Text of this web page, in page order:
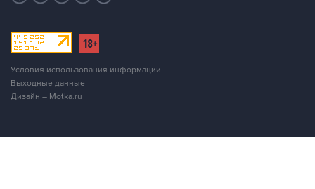
Условия использования информации
Выходные данные
Дизайн – Motka.ru